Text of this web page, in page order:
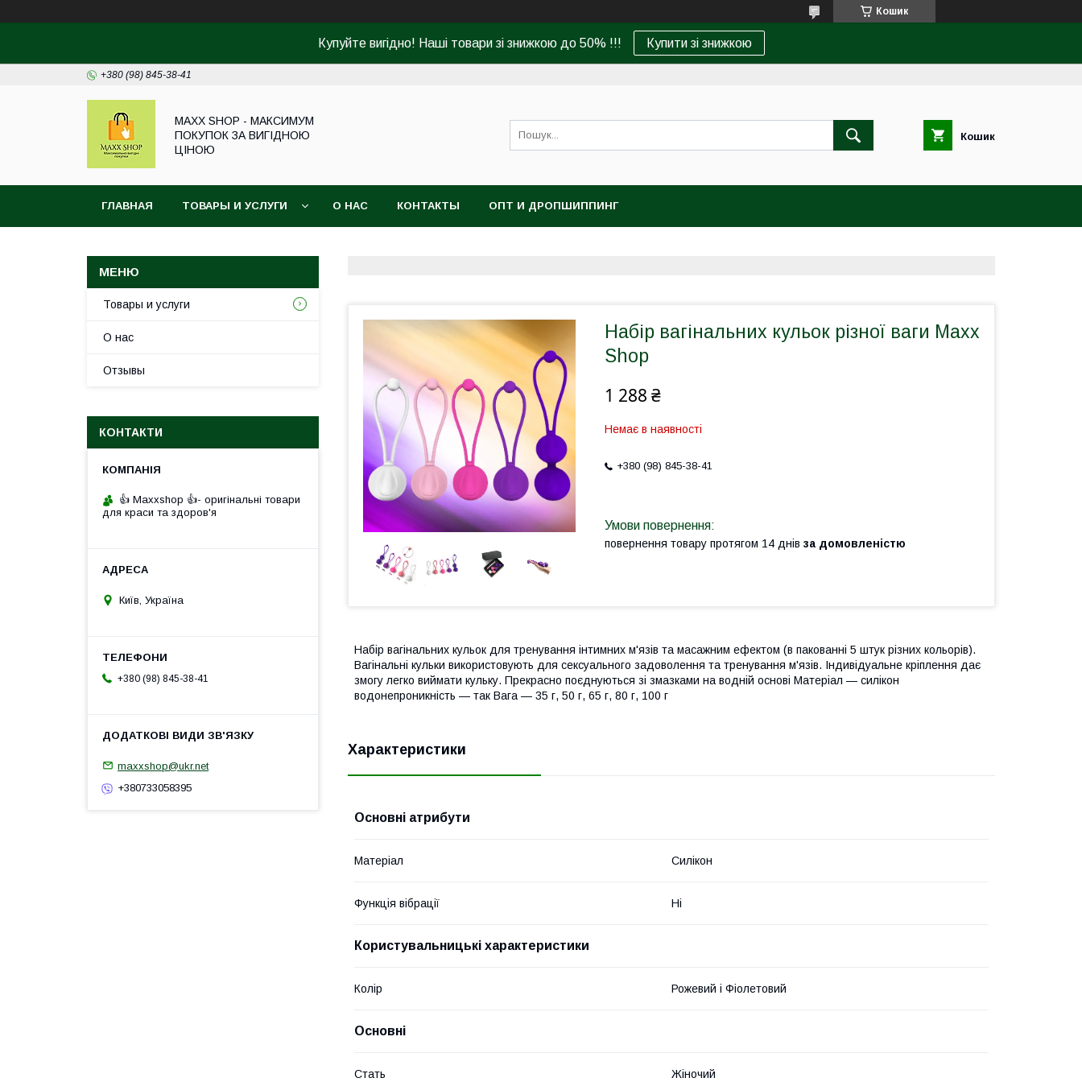
Кошик
Купуйте вигідно! Наші товари зі знижкою до 50% !!! Купити зі знижкою
+380 (98) 845-38-41
MAXX SHOP - МАКСИМУМ
ПОКУПОК ЗА ВИГІДНОЮ
ЦІНОЮ
Кошик
ГЛАВНАЯ ТОВАРЫ И УСЛУГИ О НАС КОНТАКТЫ ОПТ И ДРОПШИППИНГ
Набір вагінальних кульок різної ваги Maxx
Shop
1 288 ₴
Немає в наявності
+380 (98) 845-38-41
повернення товару протягом 14 днів за домовленістю
Набір вагінальних кульок для тренування інтимних м'язів та масажним ефектом (в пакованні 5 штук різних кольорів).
Вагінальні кульки використовують для сексуального задоволення та тренування м'язів. Індивідуальне кріплення дає
змогу легко виймати кульку. Прекрасно поєднуються зі змазками на водній основі Матеріал — силікон
водонепроникність — так Вага — 35 г, 50 г, 65 г, 80 г, 100 г
Характеристики
Основні атрибути
Матеріал Силікон
Функція вібрації Ні
Користувальницькі характеристики
Колір Рожевий і Фіолетовий
Основні
Стать Жіночий
Товары и услуги
О нас
Отзывы
КОНТАКТИ
👍 Maxxshop 👍- оригінальні товари
для краси та здоров'я
Київ, Україна
+380 (98) 845-38-41
maxxshop@ukr.net
+380733058395